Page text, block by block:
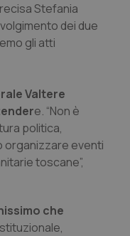
Ulcerosa
Stefania
dei due
gli atti
Valtere
e. “Non è
politica,
organizzare eventi
toscane”,
che